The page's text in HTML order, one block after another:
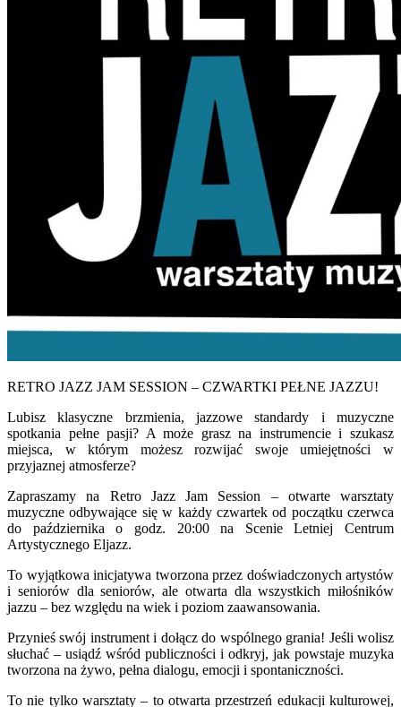
RETRO JAZZ JAM SESSION – CZWARTKI PEŁNE JAZZU!
Lubisz klasyczne brzmienia, jazzowe standardy i muzyczne
spotkania pełne pasji? A może grasz na instrumencie i szukasz
miejsca, w którym możesz rozwijać swoje umiejętności w
przyjaznej atmosferze?
Zapraszamy na Retro Jazz Jam Session – otwarte warsztaty
muzyczne odbywające się w każdy czwartek od początku czerwca
do października o godz. 20:00 na Scenie Letniej Centrum
Artystycznego Eljazz.
To wyjątkowa inicjatywa tworzona przez doświadczonych artystów
i seniorów dla seniorów, ale otwarta dla wszystkich miłośników
jazzu – bez względu na wiek i poziom zaawansowania.
Przynieś swój instrument i dołącz do wspólnego grania! Jeśli wolisz
słuchać – usiądź wśród publiczności i odkryj, jak powstaje muzyka
tworzona na żywo, pełna dialogu, emocji i spontaniczności.
To nie tylko warsztaty – to otwarta przestrzeń edukacji kulturowej,